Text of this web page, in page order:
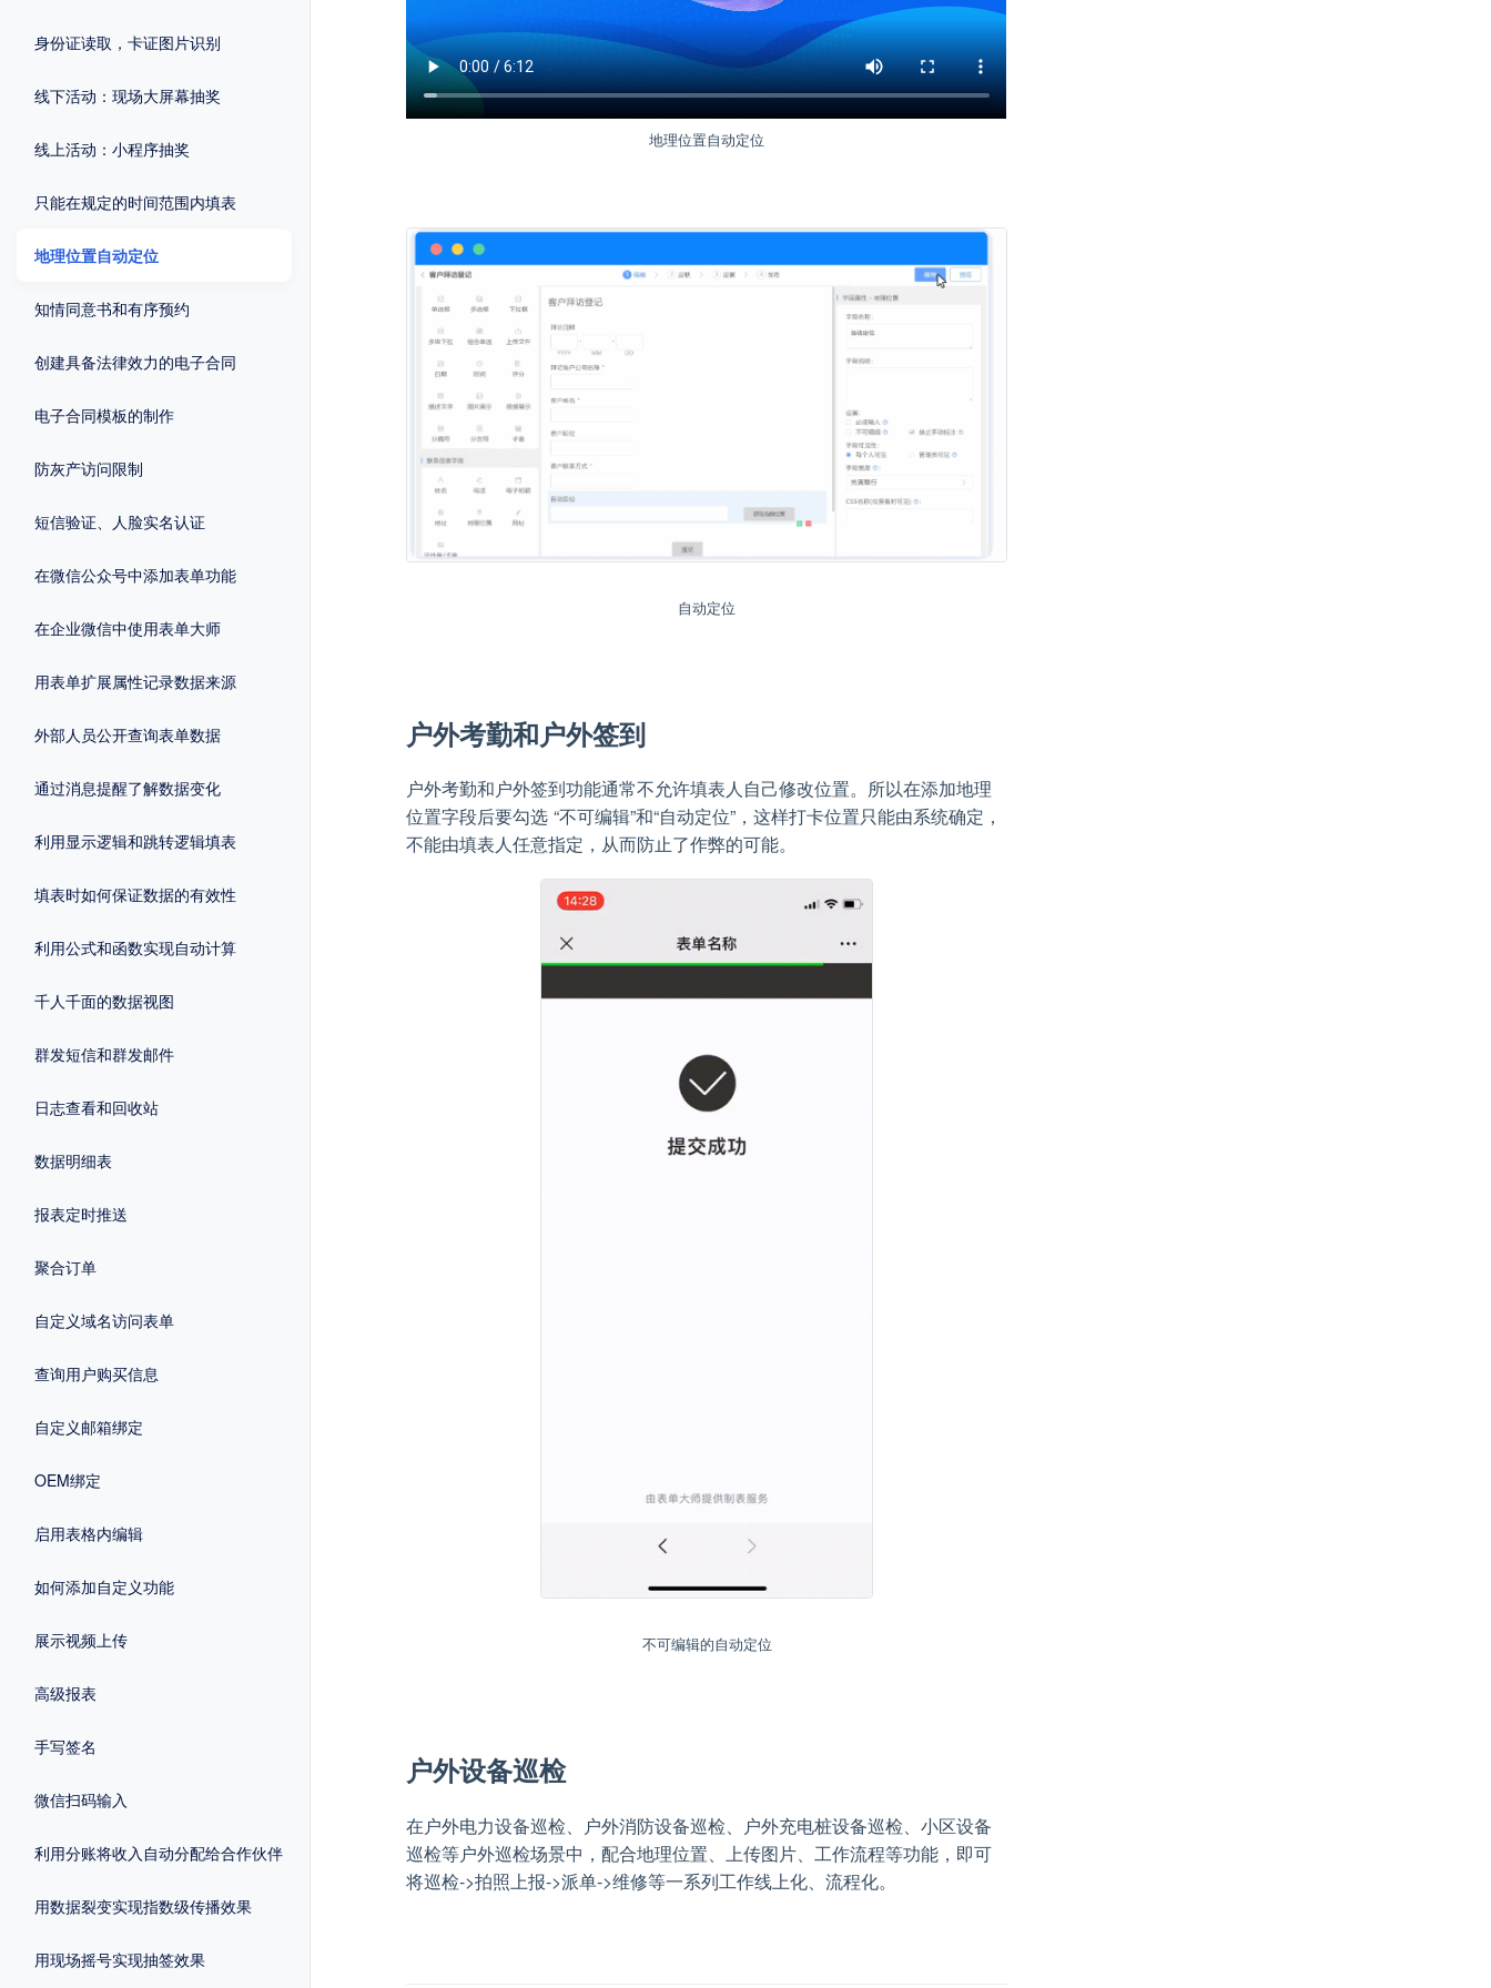
身份证读取，卡证图片识别
线下活动：现场大屏幕抽奖
线上活动：小程序抽奖
只能在规定的时间范围内填表
地理位置自动定位
知情同意书和有序预约
创建具备法律效力的电子合同
电子合同模板的制作
防灰产访问限制
短信验证、人脸实名认证
在微信公众号中添加表单功能
在企业微信中使用表单大师
用表单扩展属性记录数据来源
外部人员公开查询表单数据
通过消息提醒了解数据变化
利用显示逻辑和跳转逻辑填表
填表时如何保证数据的有效性
利用公式和函数实现自动计算
千人千面的数据视图
群发短信和群发邮件
日志查看和回收站
数据明细表
报表定时推送
聚合订单
自定义域名访问表单
查询用户购买信息
自定义邮箱绑定
OEM绑定
启用表格内编辑
如何添加自定义功能
展示视频上传
高级报表
手写签名
微信扫码输入
利用分账将收入自动分配给合作伙伴
用数据裂变实现指数级传播效果
用现场摇号实现抽签效果
地理位置自动定位
自动定位
户外考勤和户外签到
户外考勤和户外签到功能通常不允许填表人自己修改位置。所以在添加地理
位置字段后要勾选 “不可编辑”和“自动定位”，这样打卡位置只能由系统确定，
不能由填表人任意指定，从而防止了作弊的可能。
不可编辑的自动定位
户外设备巡检
在户外电力设备巡检、户外消防设备巡检、户外充电桩设备巡检、小区设备
巡检等户外巡检场景中，配合地理位置、上传图片、工作流程等功能，即可
将巡检->拍照上报->派单->维修等一系列工作线上化、流程化。